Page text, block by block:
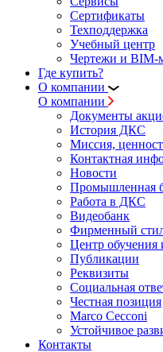
Сертификаты
Техподдержка
Учебный центр
Чертежи и BIM-
Где купить?
О компании
О компании
Документы
История ДКС
Миссия,
Контактная
Новости
Промышленная
Работа в ДКС
Видеобанк
Фирменный
Центр обучения
Публикации
Реквизиты
Социальная
Честная позиция
Marco Cecconi
Устойчивое
Контакты